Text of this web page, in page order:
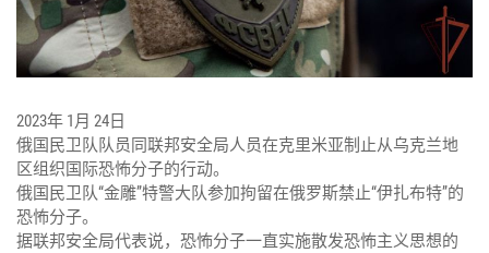
2023年 1月 24日
俄国民卫队队员同联邦安全局人员在克里米亚制止从乌克兰地
区组织国际恐怖分子的行动。
俄国民卫队“金雕”特警大队参加拘留在俄罗斯禁止“伊扎布特”的
恐怖分子。
据联邦安全局代表说，恐怖分子一直实施散发恐怖主义思想的